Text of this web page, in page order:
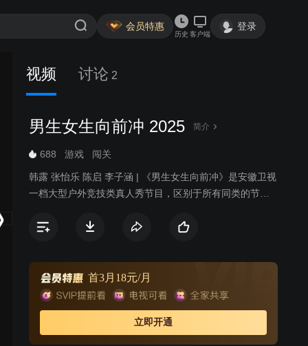
会员特惠
历史 客户端
登录
视频 讨论 2
男生女生向前冲 2025 简介
688 游戏 闯关
韩露 张怡乐 陈启 李子涵 | 《男生女生向前冲》是安徽卫视
一档大型户外竞技类真人秀节目，区别于所有同类的节
现不同的看点和亮点。赛道将专门针对男女不同的运动特
彩纷呈，水上游戏关卡重重，惊险刺激爆笑升级，更有从
热带雨林到冰河世纪的全新视觉享受，节目从赛制、形式
上标新立异，在众多竞技类真人秀中，突出节目概念传
达，具有自己独特的亮点。作为午间传奇榜样节目，成功
打造品牌合作的优质样板间！伙伴需求实时响应，专属内
首3月18元/月
立即开通